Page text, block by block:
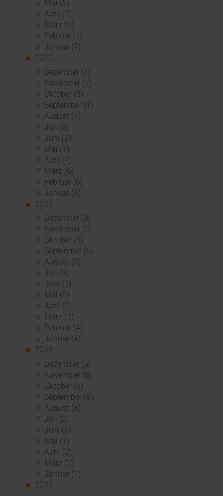
Mai (5)
April (7)
März (1)
Februar (1)
Januar (7)
2020
Dezember (4)
November (7)
Oktober (3)
September (3)
August (4)
Juli (3)
Juni (2)
Mai (3)
April (4)
März (6)
Februar (6)
Januar (3)
2019
Dezember (3)
November (5)
Oktober (6)
September (6)
August (3)
Juli (3)
Juni (3)
Mai (6)
April (2)
März (1)
Februar (4)
Januar (4)
2018
Dezember (5)
November (8)
Oktober (6)
September (8)
August (3)
Juli (2)
Juni (6)
Mai (3)
April (2)
März (2)
Januar (1)
2017